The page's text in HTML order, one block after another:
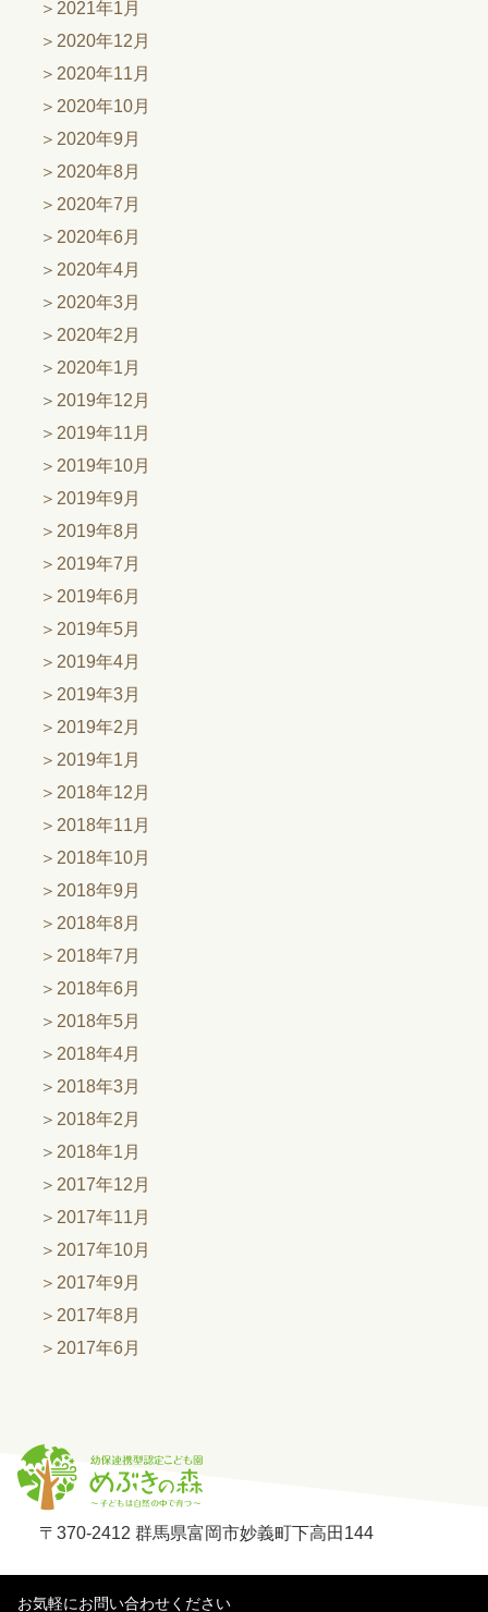
2021年1月
2020年12月
2020年11月
2020年10月
2020年9月
2020年8月
2020年7月
2020年6月
2020年4月
2020年3月
2020年2月
2020年1月
2019年12月
2019年11月
2019年10月
2019年9月
2019年8月
2019年7月
2019年6月
2019年5月
2019年4月
2019年3月
2019年2月
2019年1月
2018年12月
2018年11月
2018年10月
2018年9月
2018年8月
2018年7月
2018年6月
2018年5月
2018年4月
2018年3月
2018年2月
2018年1月
2017年12月
2017年11月
2017年10月
2017年9月
2017年8月
2017年6月
〒370-2412 群馬県富岡市妙義町下高田144
お気軽にお問い合わせください